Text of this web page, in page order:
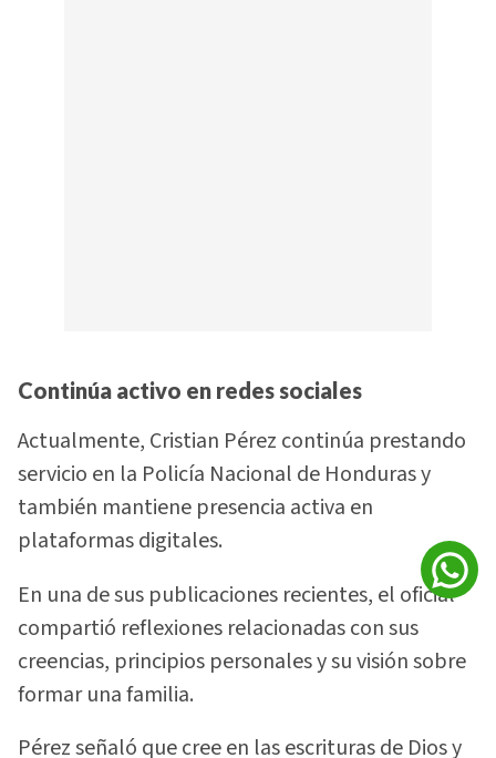
Continúa activo en redes sociales
Actualmente, Cristian Pérez continúa prestando
servicio en la Policía Nacional de Honduras y
también mantiene presencia activa en
plataformas digitales.
En una de sus publicaciones recientes, el oficial
compartió reflexiones relacionadas con sus
creencias, principios personales y su visión sobre
formar una familia.
Pérez señaló que cree en las escrituras de Dios y